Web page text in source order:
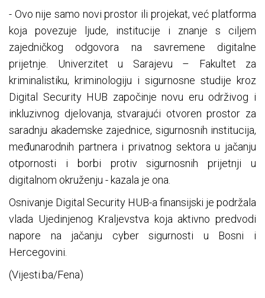
- Ovo nije samo novi prostor ili projekat, već platforma
koja povezuje ljude, institucije i znanje s ciljem
zajedničkog odgovora na savremene digitalne
prijetnje. Univerzitet u Sarajevu – Fakultet za
kriminalistiku, kriminologiju i sigurnosne studije kroz
Digital Security HUB započinje novu eru održivog i
inkluzivnog djelovanja, stvarajući otvoren prostor za
saradnju akademske zajednice, sigurnosnih institucija,
međunarodnih partnera i privatnog sektora u jačanju
otpornosti i borbi protiv sigurnosnih prijetnji u
digitalnom okruženju - kazala je ona.
Osnivanje Digital Security HUB-a finansijski je podržala
vlada Ujedinjenog Kraljevstva koja aktivno predvodi
napore na jačanju cyber sigurnosti u Bosni i
Hercegovini.
(Vijesti.ba/Fena)